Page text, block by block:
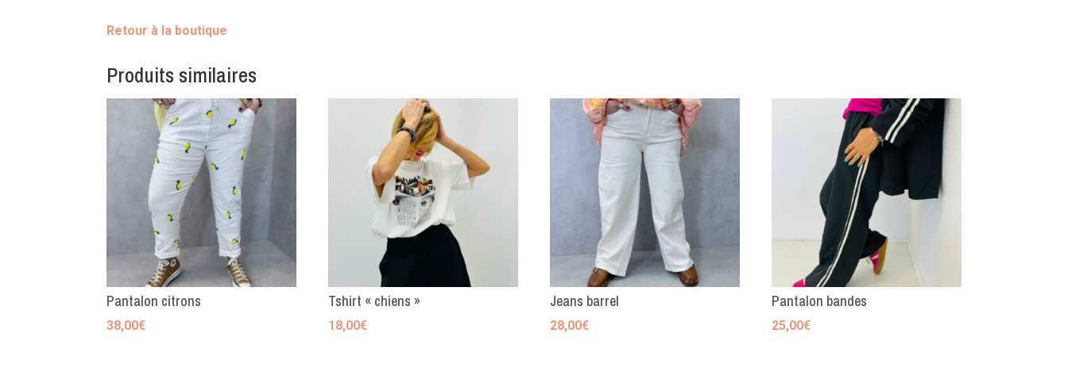
Retour à la boutique
Produits similaires
Pantalon citrons
38,00€
Tshirt « chiens »
18,00€
Jeans barrel
28,00€
Pantalon bandes
25,00€